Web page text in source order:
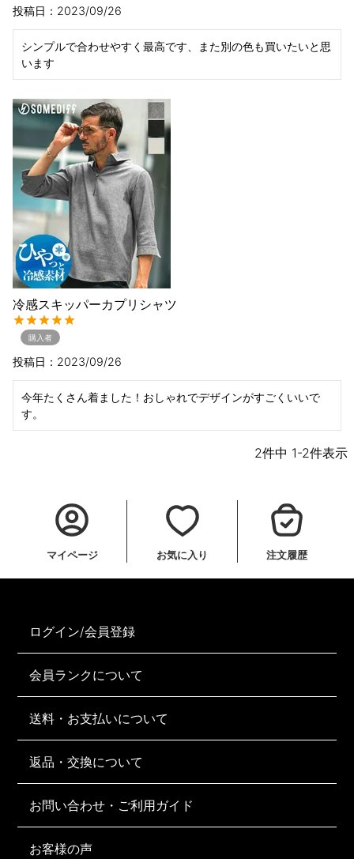
投稿日 2023/09/26
シンプルで合わせやすく最高です、また別の色も買いたいと思
います
冷感スキッパーカプリシャツ
購入者
投稿日 2023/09/26
今年たくさん着ました！おしゃれでデザインがすごくいいで
す。
2件中 1-2件表示
マイページ お気に入り 注文履歴
ログイン/会員登録
会員ランクについて
送料・お支払いについて
返品・交換について
お問い合わせ・ご利用ガイド
お客様の声